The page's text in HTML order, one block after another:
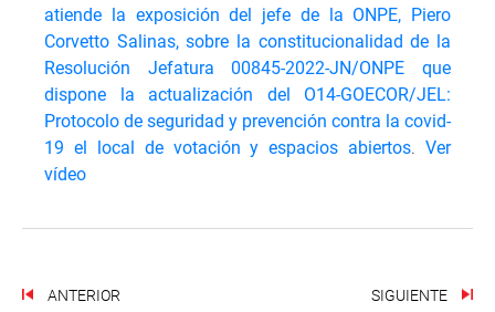
atiende la exposición del jefe de la ONPE, Piero
Corvetto Salinas, sobre la constitucionalidad de la
Resolución Jefatura 00845-2022-JN/ONPE que
dispone la actualización del O14-GOECOR/JEL:
Protocolo de seguridad y prevención contra la covid-
19 el local de votación y espacios abiertos. Ver
vídeo
ANTERIOR SIGUIENTE